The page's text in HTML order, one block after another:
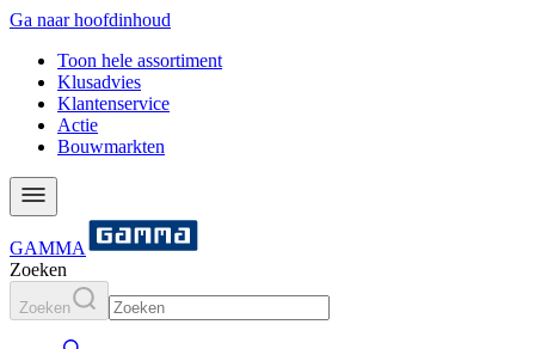
Ga naar hoofdinhoud
Toon hele assortiment
Klusadvies
Klantenservice
Actie
Bouwmarkten
GAMMA
Zoeken
Zoeken